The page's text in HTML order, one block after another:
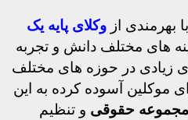
با بهرمندی از وکلای پایه یک
های مختلف دانش و تجربه
زیادی در حوزه های مختلف
موکلین آسوده کرده به این
مجموعه حقوقی و تنظیم